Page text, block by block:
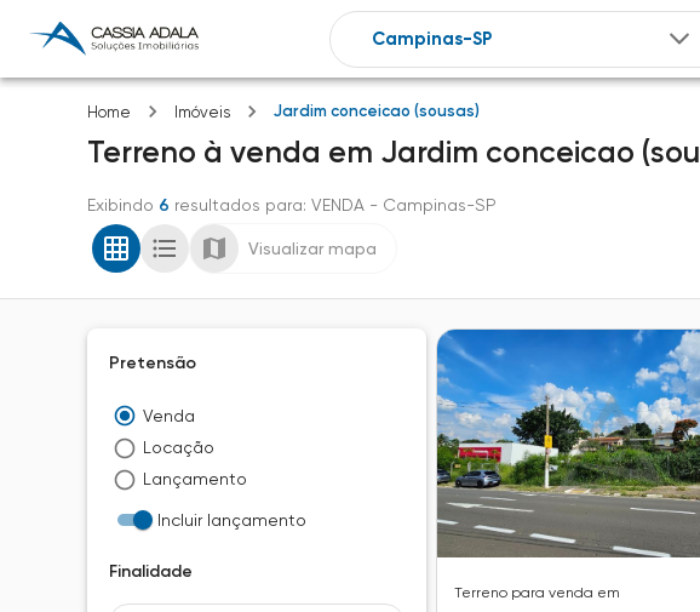
Home Imóveis Jardim conceicao (sousas)
Terreno à venda em Jardim conceicao
Exibindo 6 resultados para: VENDA - Campinas-SP
Visualizar mapa
Pretensão
Venda
Locação
Lançamento
Incluir lançamento
Finalidade
Terreno para venda em